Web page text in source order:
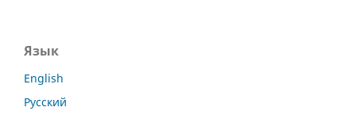
Язык
English
Русский